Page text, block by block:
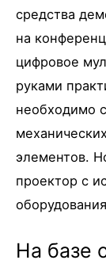
средства
на
цифровое
руками
необходимо
элементов.
проектор с
На базе